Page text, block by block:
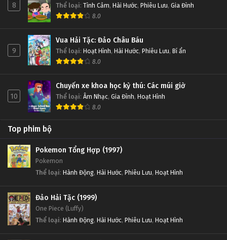
8 Thể loại: Tình Cảm, Hài Hước, Phiêu Lưu, Gia Đình
8.0
9
Vua Hải Tặc: Đảo Châu Báu
Thể loại: Hoạt Hình, Hài Hước, Phiêu Lưu, Bí ẩn
8.0
10
Chuyến xe khoa học kỳ thú: Các múi giờ
Thể loại: Âm Nhạc, Gia Đình, Hoạt Hình
8.0
Top phim bộ
Pokemon Tổng Hợp (1997)
Pokemon
Thể loại: Hành Động, Hài Hước, Phiêu Lưu, Hoạt Hình
Đảo Hải Tặc (1999)
One Piece (Luffy)
Thể loại: Hành Động, Hài Hước, Phiêu Lưu, Hoạt Hình